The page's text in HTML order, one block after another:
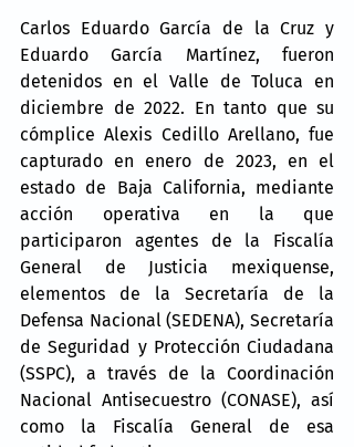
Carlos Eduardo García de la Cruz y
Eduardo García Martínez, fueron
detenidos en el Valle de Toluca en
diciembre de 2022. En tanto que su
cómplice Alexis Cedillo Arellano, fue
capturado en enero de 2023, en el
estado de Baja California, mediante
acción operativa en la que
participaron agentes de la Fiscalía
General de Justicia mexiquense,
elementos de la Secretaría de la
Defensa Nacional (SEDENA), Secretaría
de Seguridad y Protección Ciudadana
(SSPC), a través de la Coordinación
Nacional Antisecuestro (CONASE), así
como la Fiscalía General de esa